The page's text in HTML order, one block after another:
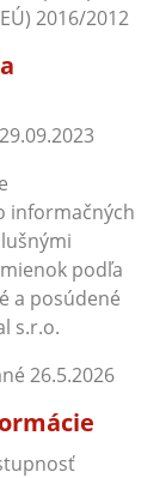
2016/2012
informačných
podľa
a posúdené
s.r.o.
26.5.2026